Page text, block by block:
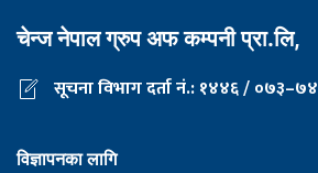
चेन्ज नेपाल ग्रुप अफ कम्पनी प्रा.लि,
सूचना विभाग दर्ता नं.: १४४६ / ०७३–७४
विज्ञापनका लागि